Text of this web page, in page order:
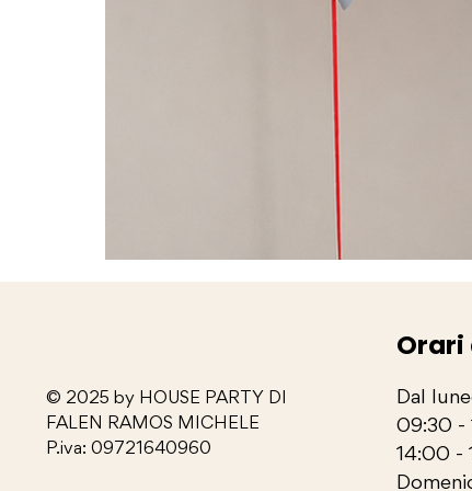
© 2025 by HOUSE PARTY DI
FALEN RAMOS MICHELE
P.iva: 09721640960
Dal
09:30 -
14:00 -